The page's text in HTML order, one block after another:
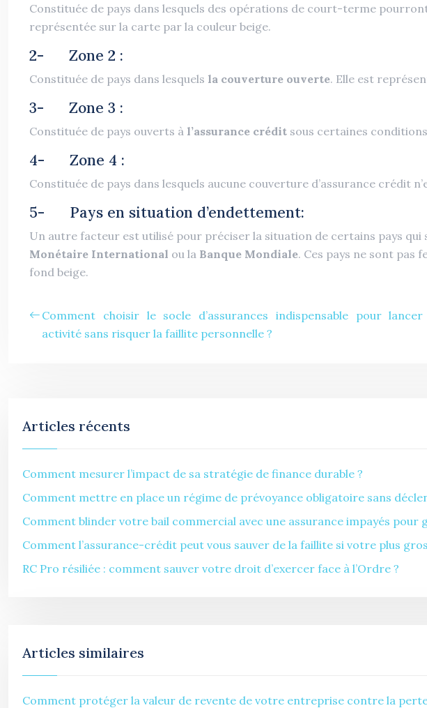
Constituée de pays dans lesquels des opérations de court-terme
représentée sur la carte par la couleur beige.
2- Zone 2 :
Constituée de pays dans lesquels la couverture ouverte. Elle est
3- Zone 3 :
Constituée de pays ouverts à l’assurance crédit sous certaines
4- Zone 4 :
Constituée de pays dans lesquels aucune couverture d’assurance crédit
5- Pays en situation d’endettement:
Un autre facteur est utilisé pour préciser la situation de certains pays qui
Monétaire International ou la Banque Mondiale. Ces pays ne sont pas
fond beige.
Comment choisir le socle d’assurances indispensable pour
activité sans risquer la faillite personnelle ?
Articles récents
Comment mesurer l’impact de sa stratégie de finance durable ?
Comment mettre en place un régime de prévoyance obligatoire sans
Comment blinder votre bail commercial avec une assurance impayés pour
Comment l’assurance-crédit peut vous sauver de la faillite si votre plus
RC Pro résiliée : comment sauver votre droit d’exercer face à l’Ordre ?
Articles similaires
Comment protéger la valeur de revente de votre entreprise contre la